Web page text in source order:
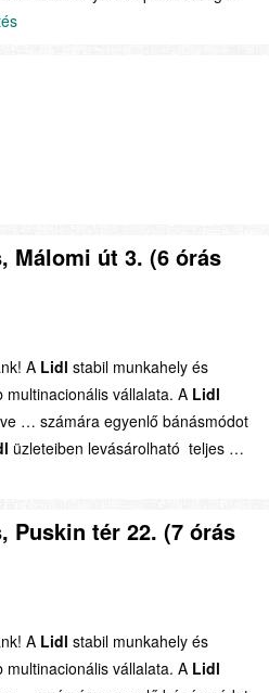
Málomi út 3. (6 órás
A Lidl stabil munkahely és
vállalata. A Lidl
… számára egyenlő bánásmódot
üzleteiben levásárolható teljes …
Puskin tér 22. (7 órás
A Lidl stabil munkahely és
vállalata. A Lidl